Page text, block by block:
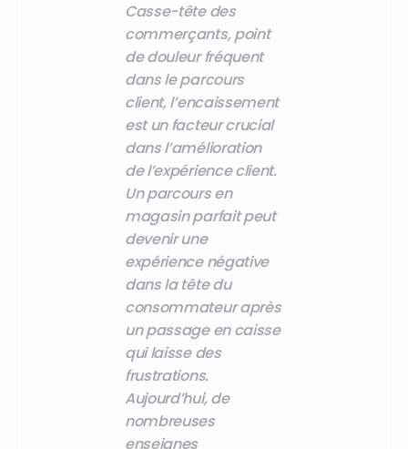
Casse-tête des
commerçants, point
de douleur fréquent
dans le parcours
client, l’encaissement
est un facteur crucial
dans l’amélioration
de l’expérience client.
Un parcours en
magasin parfait peut
devenir une
expérience négative
dans la tête du
consommateur après
un passage en caisse
qui laisse des
frustrations.
Aujourd’hui, de
nombreuses
enseignes